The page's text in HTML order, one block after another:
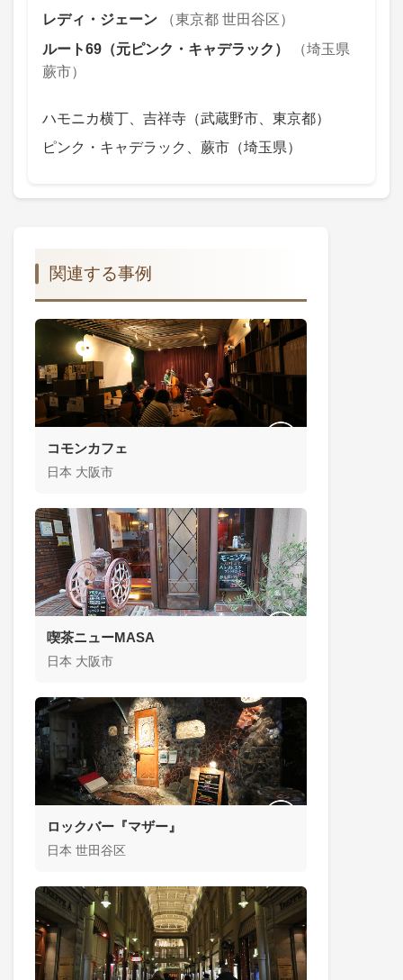
レディ・ジェーン
（東京都 世田谷区）
ルート69（元ピンク・キャデラック）
（埼玉県
蕨市）
ハモニカ横丁、吉祥寺（武蔵野市、東京都）
ピンク・キャデラック、蕨市（埼玉県）
関連する事例
コモンカフェ
日本 大阪市
喫茶ニューMASA
日本 大阪市
ロックバー『マザー』
日本 世田谷区